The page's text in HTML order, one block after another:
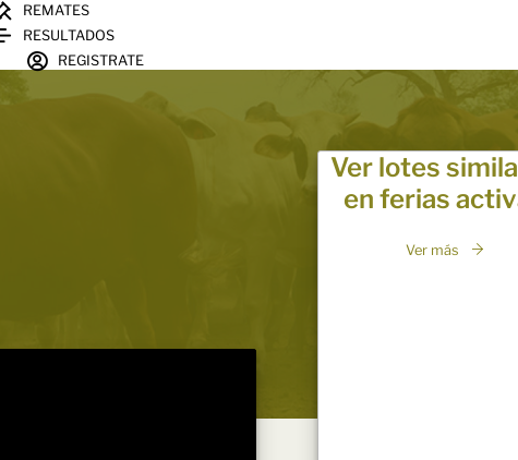
REMATES
RESULTADOS
REGISTRATE
Ver lotes
en ferias
Ver más